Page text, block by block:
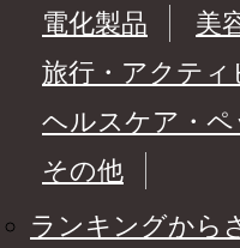
電化製品
美
旅行・アクティ
ヘルスケア・ペ
その他
ランキングから